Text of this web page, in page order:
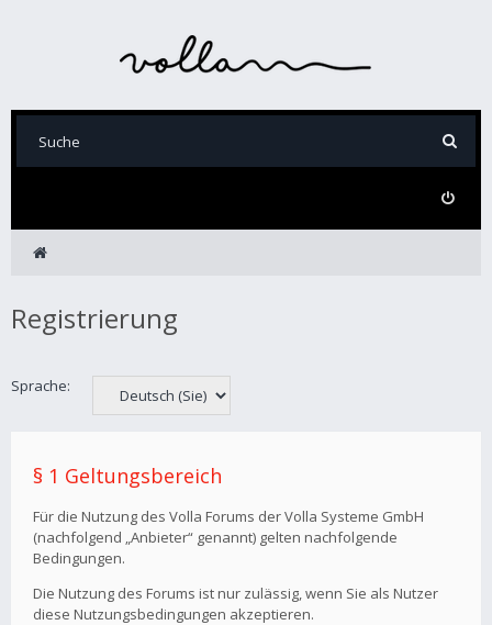
Registrierung
Sprache:
§ 1 Geltungsbereich
Für die Nutzung des Volla Forums der Volla Systeme GmbH
(nachfolgend „Anbieter“ genannt) gelten nachfolgende
Bedingungen.
Die Nutzung des Forums ist nur zulässig, wenn Sie als Nutzer
diese Nutzungsbedingungen akzeptieren.